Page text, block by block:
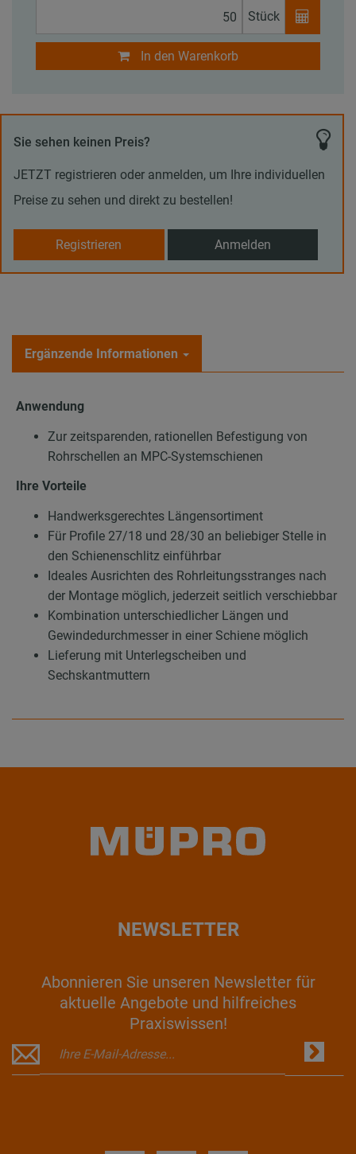
Stück
In den Warenkorb
Sie sehen keinen Preis?
JETZT registrieren oder anmelden, um Ihre individuellen
Preise zu sehen und direkt zu bestellen!
Registrieren Anmelden
Ergänzende Informationen
Anwendung
Zur zeitsparenden, rationellen Befestigung von
Rohrschellen an MPC-Systemschienen
Ihre Vorteile
Handwerksgerechtes Längensortiment
Für Profile 27/18 und 28/30 an beliebiger Stelle in
den Schienenschlitz einführbar
Ideales Ausrichten des Rohrleitungsstranges nach
der Montage möglich, jederzeit seitlich verschiebbar
Kombination unterschiedlicher Längen und
Gewindedurchmesser in einer Schiene möglich
Lieferung mit Unterlegscheiben und
Sechskantmuttern
NEWSLETTER
Abonnieren Sie unseren Newsletter für
aktuelle Angebote und hilfreiches
Praxiswissen!